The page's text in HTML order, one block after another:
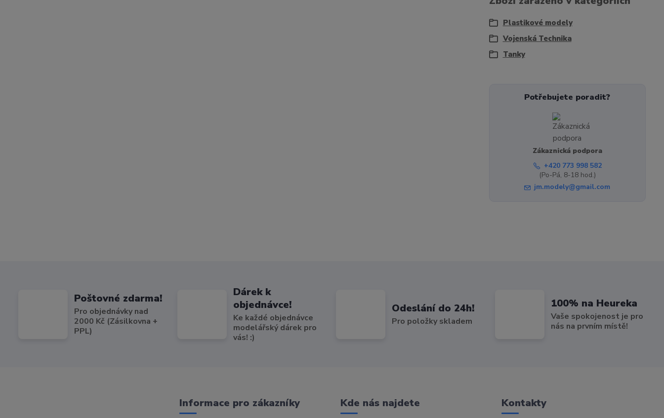
Plastikové modely
Vojenská Technika
Tanky
Potřebujete poradit?
Zákaznická podpora
+420 773 998 582
(Po-Pá, 8-18 hod.)
jm.modely@gmail.com
Poštovné zdarma!
Pro objednávky nad
2000 Kč (Zásilkovna +
PPL)
Dárek k
objednávce!
Ke každé objednávce
modelářský dárek pro
vás! :)
Odeslání do 24h!
Pro položky skladem
100% na Heureka
Vaše spokojenost je pro
nás na prvním místě!
Informace pro zákazníky Kde nás najdete Kontakty